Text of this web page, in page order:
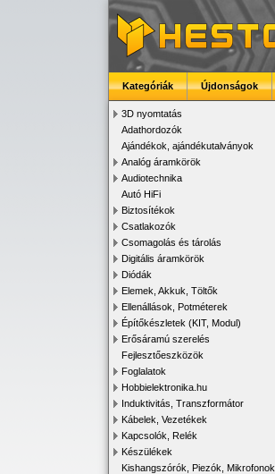
Kategóriák Újdonságok
3D nyomtatás
Adathordozók
Ajándékok, ajándékutalványok
Analóg áramkörök
Audiotechnika
Autó HiFi
Biztosítékok
Csatlakozók
Csomagolás és tárolás
Digitális áramkörök
Diódák
Elemek, Akkuk, Töltők
Ellenállások, Potméterek
Építőkészletek (KIT, Modul)
Erősáramú szerelés
Fejlesztőeszközök
Foglalatok
Hobbielektronika.hu
Induktivitás, Transzformátor
Kábelek, Vezetékek
Kapcsolók, Relék
Készülékek
Kishangszórók, Piezók, Mikrofonok